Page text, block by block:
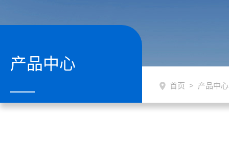
产品中心
首页 > 产品中心